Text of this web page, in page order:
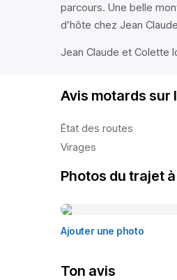
parcours. Une belle
d’hôte chez Jean
Jean Claude et Colette
Avis motards sur
État des routes
Virages
Photos du trajet
Ajouter une photo
Ton avis